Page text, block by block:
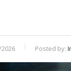
Posted by: